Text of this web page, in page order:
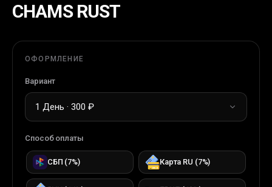
CHAMS RUST
ОФОРМЛЕНИЕ
Вариант
1 День · 300 ₽
Способ оплаты
СБП (7%) Карта RU (7%)